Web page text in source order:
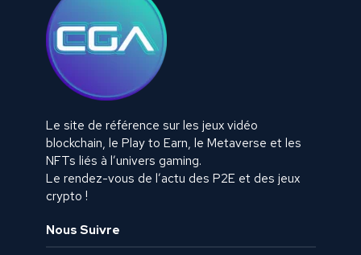
Le site de référence sur les jeux vidéo
blockchain, le Play to Earn, le Metaverse et les
NFTs liés à l’univers gaming.
Le rendez-vous de l’actu des P2E et des jeux
crypto !
Nous Suivre